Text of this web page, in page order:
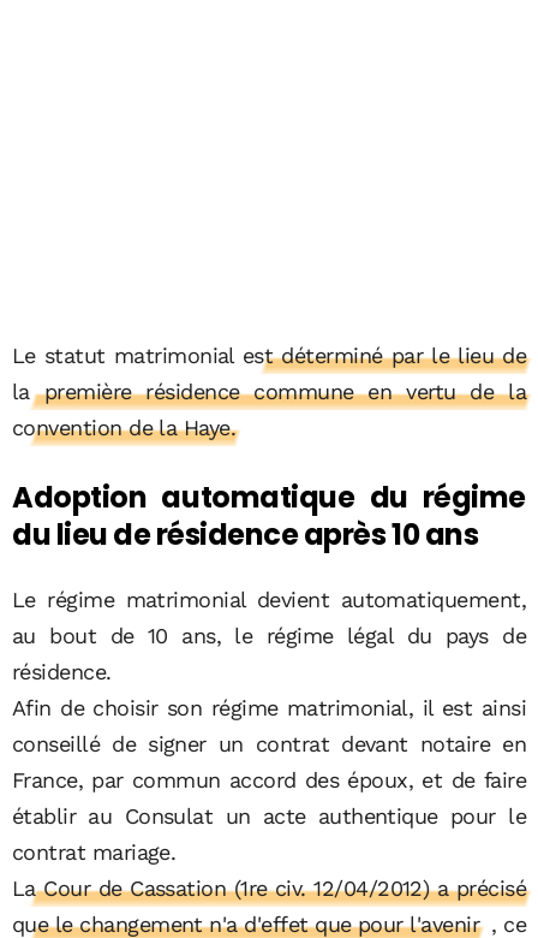
Le statut matrimonial est déterminé par le lieu de
la première résidence commune en vertu de la
convention de la Haye.
Adoption automatique du régime
du lieu de résidence après 10 ans
Le régime matrimonial devient automatiquement,
au bout de 10 ans, le régime légal du pays de
résidence.
Afin de choisir son régime matrimonial, il est ainsi
conseillé de signer un contrat devant notaire en
France, par commun accord des époux, et de faire
établir au Consulat un acte authentique pour le
contrat mariage.
La Cour de Cassation (1re civ. 12/04/2012) a précisé
que le changement n'a d'effet que pour l'avenir , ce